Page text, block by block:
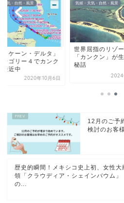
天気・自然・風景
リケーン・デルタ」
テゴリー４でカンク
接近中
2020年10月6日
気候・天気・自然・風景
世界屈指のリゾ
「カンクン」が
秘話
2024
12月のご予
検討のお客
歴史的瞬間！メキシコ史上初、女性大
領「クラウディア・シェインバウム」
の...